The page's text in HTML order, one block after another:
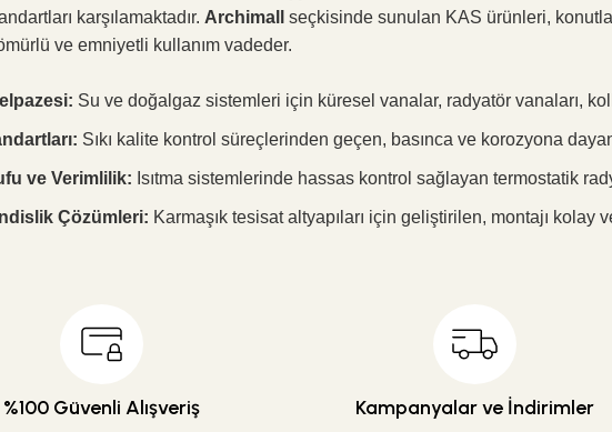
karşılamaktadır. Archimall
seçkisinde sunulan KAS ürünleri,
ve emniyetli kullanım vadeder.
Su ve doğalgaz sistemleri için küresel vanalar, radyatör vanaları,
Sıkı kalite kontrol süreçlerinden geçen, basınca ve korozyona
ve Verimlilik: Isıtma sistemlerinde hassas kontrol sağlayan termostatik
Çözümleri: Karmaşık tesisat altyapıları için geliştirilen, montajı kolay
%100 Güvenli Alışveriş Kampanyalar ve İndirimler